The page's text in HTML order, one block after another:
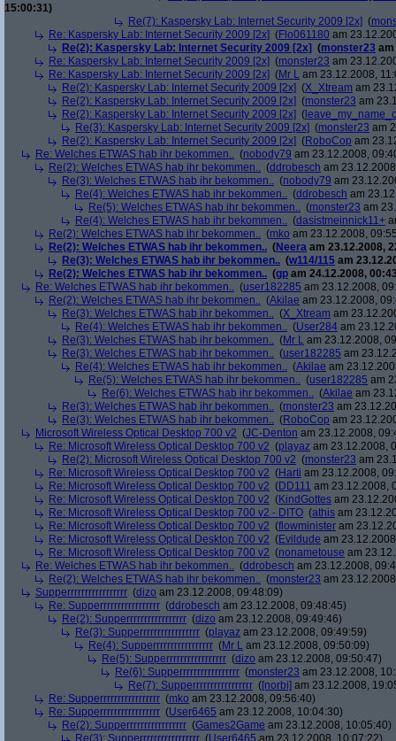
15:00:31)
Re(7): Kaspersky Lab: Internet Security 2009 [2x] (
Re: Kaspersky Lab: Internet Security 2009 [2x] (Flo061180 am
Re(2): Kaspersky Lab: Internet Security 2009 [2x] (monster23 am
Re: Kaspersky Lab: Internet Security 2009 [2x] (monster23 am
Re: Kaspersky Lab: Internet Security 2009 [2x] (Mr L am 23.12.2008,
Re(2): Kaspersky Lab: Internet Security 2009 [2x] (X_Xtream am
Re(2): Kaspersky Lab: Internet Security 2009 [2x] (monster23 am
Re(2): Kaspersky Lab: Internet Security 2009 [2x] (
Re(3): Kaspersky Lab: Internet Security 2009 [2x] (monster23 am
Re(2): Kaspersky Lab: Internet Security 2009 [2x] (RoboCop am
Re: Welches ETWAS hab ihr bekommen.. (nobody79 am 23.12.2008,
Re(2): Welches ETWAS hab ihr bekommen.. (ddrobesch am
Re(3): Welches ETWAS hab ihr bekommen.. (nobody79 am
Re(4): Welches ETWAS hab ihr bekommen.. (ddrobesch am
Re(5): Welches ETWAS hab ihr bekommen.. (monster23 am
Re(4): Welches ETWAS hab ihr bekommen.. (dasistmeinnick11+
Re(2): Welches ETWAS hab ihr bekommen.. (mko am 23.12.2008,
Re(2): Welches ETWAS hab ihr bekommen.. (Neera am 23.12.2008,
Re(3): Welches ETWAS hab ihr bekommen.. (w114/115 am
Re(2): Welches ETWAS hab ihr bekommen.. (gp am 24.12.2008,
Re: Welches ETWAS hab ihr bekommen.. (user182285 am 23.12.2008,
Re(2): Welches ETWAS hab ihr bekommen.. (Akilae am 23.12.2008,
Re(3): Welches ETWAS hab ihr bekommen.. (X_Xtream am
Re(4): Welches ETWAS hab ihr bekommen.. (User284 am
Re(3): Welches ETWAS hab ihr bekommen.. (Mr L am 23.12.2008,
Re(3): Welches ETWAS hab ihr bekommen.. (user182285 am
Re(4): Welches ETWAS hab ihr bekommen.. (Akilae am
Re(5): Welches ETWAS hab ihr bekommen.. (user182285 am
Re(6): Welches ETWAS hab ihr bekommen.. (Akilae am
Re(3): Welches ETWAS hab ihr bekommen.. (monster23 am
Re(3): Welches ETWAS hab ihr bekommen.. (RoboCop am
Microsoft Wireless Optical Desktop 700 v2 (JC-Denton am 23.12.2008,
Re: Microsoft Wireless Optical Desktop 700 v2 (playaz am 23.12.2008,
Re(2): Microsoft Wireless Optical Desktop 700 v2 (monster23 am
Re: Microsoft Wireless Optical Desktop 700 v2 (Harti am 23.12.2008,
Re: Microsoft Wireless Optical Desktop 700 v2 (DD111 am 23.12.2008,
Re: Microsoft Wireless Optical Desktop 700 v2 (KindGottes am
Re: Microsoft Wireless Optical Desktop 700 v2 - DITO (athis am
Re: Microsoft Wireless Optical Desktop 700 v2 (flowminister am
Re: Microsoft Wireless Optical Desktop 700 v2 (Evildude am
Re: Microsoft Wireless Optical Desktop 700 v2 (nonametouse am
Re: Welches ETWAS hab ihr bekommen.. (ddrobesch am 23.12.2008,
Re(2): Welches ETWAS hab ihr bekommen.. (monster23 am
Supperrrrrrrrrrrrrrrrr (dizo am 23.12.2008, 09:48:09)
Re: Supperrrrrrrrrrrrrrrrr (ddrobesch am 23.12.2008, 09:48:45)
Re(2): Supperrrrrrrrrrrrrrrrr (dizo am 23.12.2008, 09:49:46)
Re(3): Supperrrrrrrrrrrrrrrrr (playaz am 23.12.2008, 09:49:59)
Re(4): Supperrrrrrrrrrrrrrrrr (Mr L am 23.12.2008, 09:50:09)
Re(5): Supperrrrrrrrrrrrrrrrr (dizo am 23.12.2008, 09:50:47)
Re(6): Supperrrrrrrrrrrrrrrrr (monster23 am 23.12.2008,
Re(7): Supperrrrrrrrrrrrrrrrr ([norbi] am 23.12.2008,
Re: Supperrrrrrrrrrrrrrrrr (mko am 23.12.2008, 09:56:40)
Re: Supperrrrrrrrrrrrrrrrr (User6465 am 23.12.2008, 10:04:30)
Re(2): Supperrrrrrrrrrrrrrrrr (Games2Game am 23.12.2008, 10:05:40)
Re(3): Supperrrrrrrrrrrrrrrrr (User6465 am 23.12.2008, 10:07:22)